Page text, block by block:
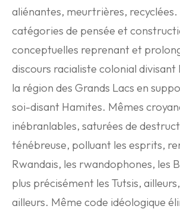
aliénantes, meurtrières, recyclées.
catégories de pensée et
conceptuelles reprenant et
discours racialiste colonial divisant
la région des Grands Lacs en
soi-disant Hamites. Mêmes
inébranlables, saturées de
ténébreuse, polluant les esprits,
Rwandais, les rwandophones, les
plus précisément les Tutsis,
ailleurs. Même code idéologique